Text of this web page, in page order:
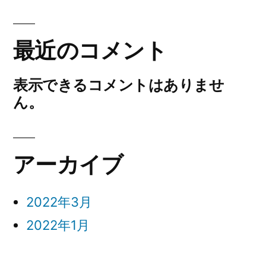
最近のコメント
表示できるコメントはありませ
ん。
アーカイブ
2022年3月
2022年1月